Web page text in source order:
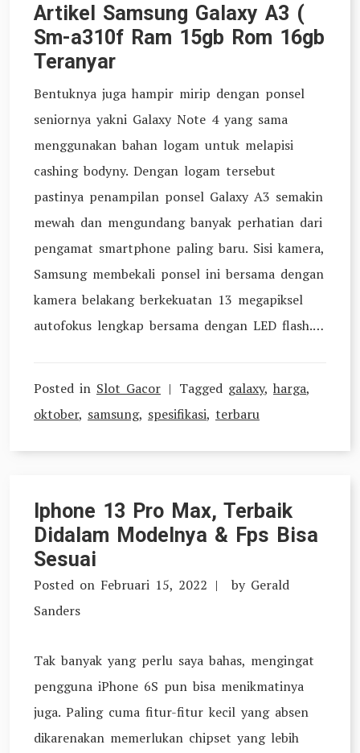
Artikel Samsung Galaxy A3 (
Sm-a310f Ram 15gb Rom 16gb
Teranyar
Bentuknya juga hampir mirip dengan ponsel
seniornya yakni Galaxy Note 4 yang sama
menggunakan bahan logam untuk melapisi
cashing bodyny. Dengan logam tersebut
pastinya penampilan ponsel Galaxy A3 semakin
mewah dan mengundang banyak perhatian dari
pengamat smartphone paling baru. Sisi kamera,
Samsung membekali ponsel ini bersama dengan
kamera belakang berkekuatan 13 megapiksel
autofokus lengkap bersama dengan LED flash.…
Posted in Slot Gacor Tagged galaxy, harga,
oktober, samsung, spesifikasi, terbaru
Iphone 13 Pro Max, Terbaik
Didalam Modelnya & Fps Bisa
Sesuai
Posted on Februari 15, 2022 by Gerald
Sanders
Tak banyak yang perlu saya bahas, mengingat
pengguna iPhone 6S pun bisa menikmatinya
juga. Paling cuma fitur-fitur kecil yang absen
dikarenakan memerlukan chipset yang lebih